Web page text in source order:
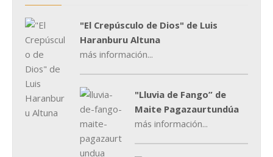
"El Crepúsculo de Dios" de Luis
Haranburu Altuna
más información...
"Lluvia de Fango” de
Maite Pagazaurtundúa
más información...